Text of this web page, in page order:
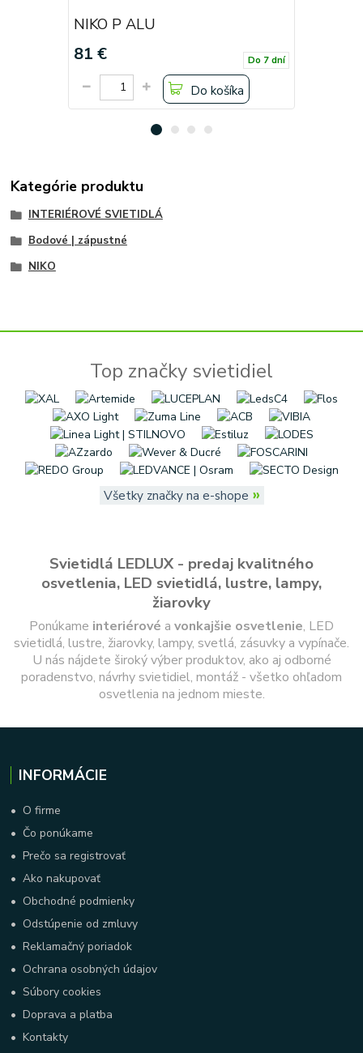
NIKO P ALU
81 € Do 7 dní
Do košíka
Kategórie produktu
INTERIÉROVÉ SVIETIDLÁ
Bodové | zápustné
NIKO
Top značky svietidiel
Všetky značky na e-shope »
Svietidlá LEDLUX - predaj kvalitného
osvetlenia, LED svietidlá, lustre, lampy,
žiarovky
Ponúkame interiérové a vonkajšie osvetlenie, LED
svietidlá, lustre, žiarovky, lampy, svetlá, zásuvky a vypínače.
U nás nájdete široký výber produktov, ako aj odborné
poradenstvo, návrhy svietidiel, montáž - všetko ohľadom
osvetlenia na jednom mieste.
INFORMÁCIE
• O firme
• Čo ponúkame
•Prečo sa registrovať
•Ako nakupovať
• Obchodné podmienky
• Odstúpenie od zmluvy
•Reklamačný poriadok
• Ochrana osobných údajov
•Súbory cookies
•Doprava a platba
•Kontakty